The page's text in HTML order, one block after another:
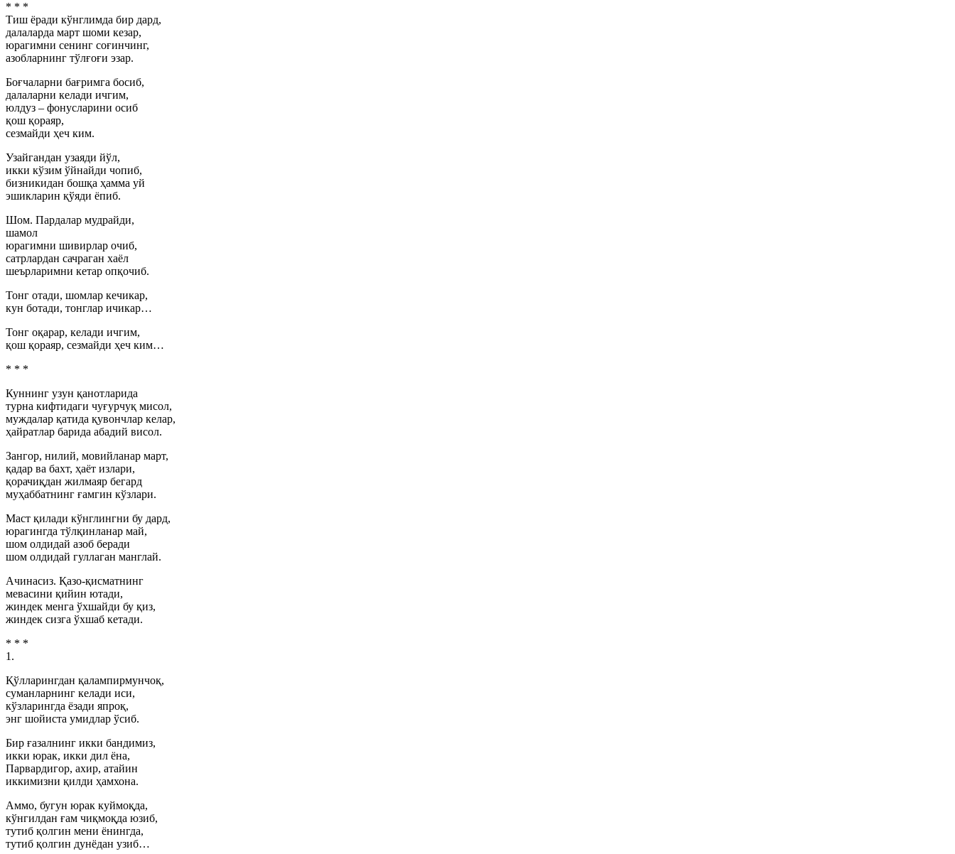
* * *
Тиш ёради кўнглимда бир дард,
далаларда март шоми кезар,
юрагимни сенинг соғинчинг,
азобларнинг тўлғоғи эзар.
Боғчаларни бағримга босиб,
далаларни келади ичгим,
юлдуз – фонусларини осиб
қош қораяр,
сезмайди ҳеч ким.
Узайгандан узаяди йўл,
икки кўзим ўйнайди чопиб,
бизникидан бошқа ҳамма уй
эшикларин қўяди ёпиб.
Шом. Пардалар мудрайди,
шамол
юрагимни шивирлар очиб,
сатрлардан сачраган хаёл
шеърларимни кетар опқочиб.
Тонг отади, шомлар кечикар,
кун ботади, тонглар ичикар…
Тонг оқарар, келади ичгим,
қош қораяр, сезмайди ҳеч ким…
* * *
Куннинг узун қанотларида
турна кифтидаги чуғурчуқ мисол,
муждалар қатида қувончлар келар,
ҳайратлар барида абадий висол.
Зангор, нилий, мовийланар март,
қадар ва бахт, ҳаёт излари,
қорачиқдан жилмаяр бегард
муҳаббатнинг ғамгин кўзлари.
Маст қилади кўнглингни бу дард,
юрагингда тўлқинланар май,
шом олдидай азоб беради
шом олдидай гуллаган манглай.
Ачинасиз. Қазо-қисматнинг
мевасини қийин ютади,
жиндек менга ўхшайди бу қиз,
жиндек сизга ўхшаб кетади.
* * *
1.
Қўлларингдан қалампирмунчоқ,
суманларнинг келади иси,
кўзларингда ёзади япроқ,
энг шойиста умидлар ўсиб.
Бир ғазалнинг икки бандимиз,
икки юрак, икки дил ёна,
Парвардигор, ахир, атайин
иккимизни қилди ҳамхона.
Аммо, бугун юрак куймоқда,
кўнгилдан ғам чиқмоқда юзиб,
тутиб қолгин мени ёнингда,
тутиб қолгин дунёдан узиб…